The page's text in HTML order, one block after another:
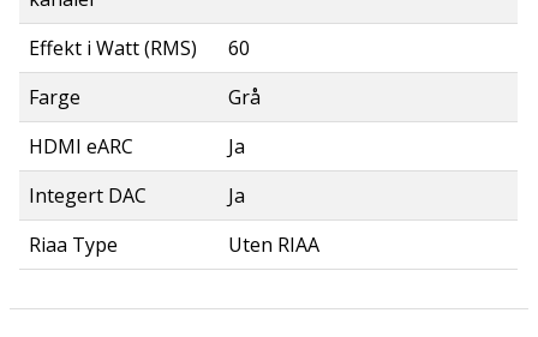
Effekt i Watt (RMS)
60
Farge
Grå
HDMI eARC
Ja
Integert DAC
Ja
Riaa Type
Uten RIAA